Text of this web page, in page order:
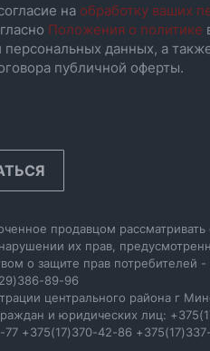
на обработку ваших
Положения о политике
персональных данных, а
публичной оферты.
продавцом
их прав,
о защите прав потребителей
89-96
центрального района г
и юридических лиц:
+375(17)370-42-86